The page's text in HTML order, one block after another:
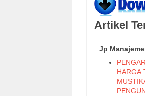
Artikel
Jp
HARGA